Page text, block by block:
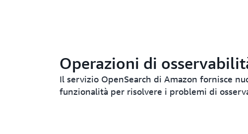
Operazioni di
Il servizio OpenSearch di Amazon fornisce
funzionalità per risolvere i problemi di